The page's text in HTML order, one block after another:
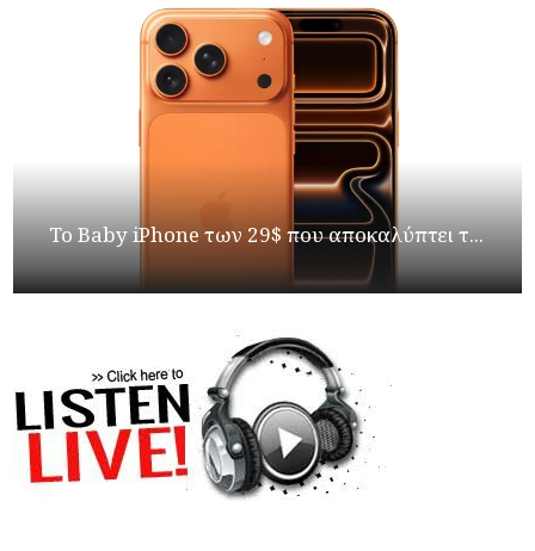
Το Baby iPhone των 29$ που αποκαλύπτει τ...